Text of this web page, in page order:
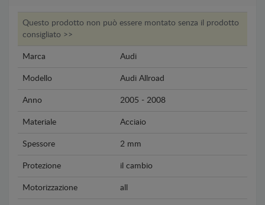
Questo prodotto non può essere montato senza il prodotto
consigliato >>
Marca Audi
Modello Audi Allroad
Anno 2005 - 2008
Materiale Acciaio
Spessore 2 mm
Protezione il cambio
Motorizzazione all